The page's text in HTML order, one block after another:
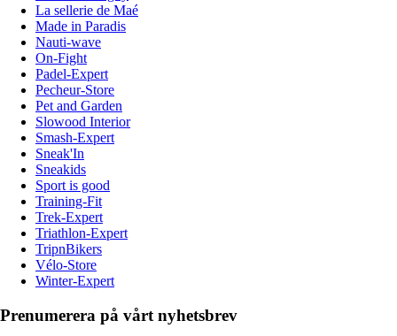
La sellerie de Maé
Made in Paradis
Nauti-wave
On-Fight
Padel-Expert
Pecheur-Store
Pet and Garden
Slowood Interior
Smash-Expert
Sneak'In
Sneakids
Sport is good
Training-Fit
Trek-Expert
Triathlon-Expert
TripnBikers
Vélo-Store
Winter-Expert
Prenumerera på vårt nyhetsbrev